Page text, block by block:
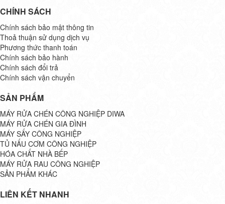
CHÍNH SÁCH
Chính sách bảo mật thông tin
Thoả thuận sử dụng dịch vụ
Phương thức thanh toán
Chính sách bảo hành
Chính sách đổi trả
Chính sách vận chuyển
SẢN PHẨM
MÁY RỬA CHÉN CÔNG NGHIỆP DIWA
MÁY RỬA CHÉN GIA ĐÌNH
MÁY SẤY CÔNG NGHIỆP
TỦ NẤU CƠM CÔNG NGHIỆP
HÓA CHẤT NHÀ BẾP
MÁY RỬA RAU CÔNG NGHIỆP
SẢN PHẨM KHÁC
LIÊN KẾT NHANH